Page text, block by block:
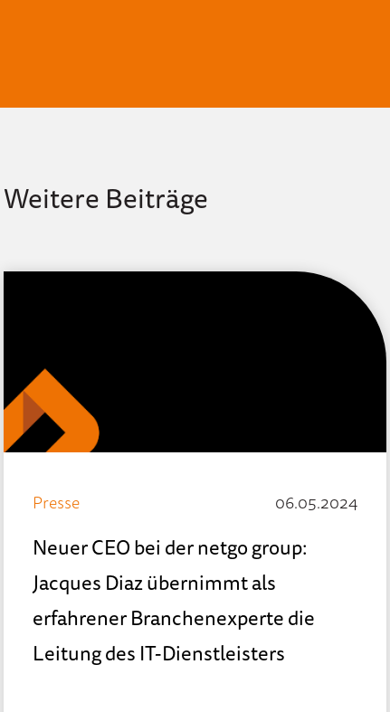
Weitere Beiträge
Presse 06.05.2024
Neuer CEO bei der netgo group:
Jacques Diaz übernimmt als
erfahrener Branchenexperte die
Leitung des IT-Dienstleisters